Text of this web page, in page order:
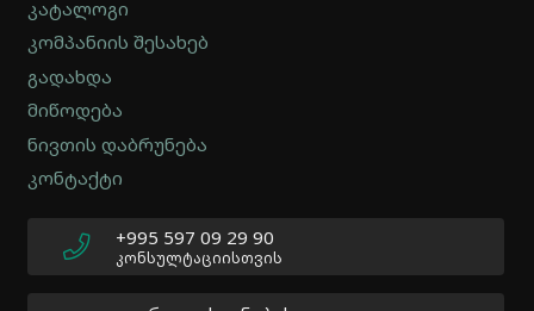
-
Version
2.0.12
Author:
Atakan
Docs:
https://atakanau.blogspot.com/2021/01/automatic-
კატალოგი
კომპანიის შესახებ
გადახდა
მიწოდება
ნივთის დაბრუნება
კონტაქტი
+995 597 09 29 90
კონსულტაციისთვის